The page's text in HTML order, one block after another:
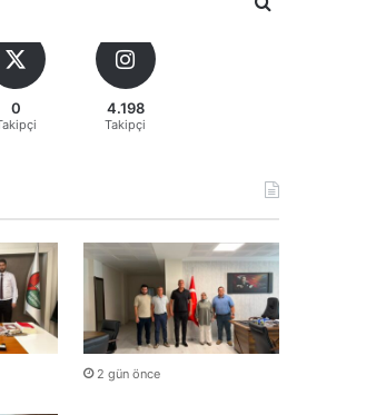
0 4.198
Takipçi
2 gün önce